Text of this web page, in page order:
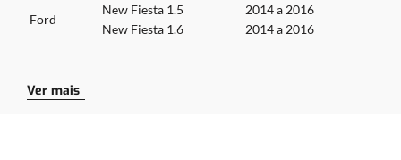
Ford
New Fiesta 1.5
2014 a 2016
New Fiesta 1.6
2014 a 2016
Cabos necessários para a utilização da carga:
Ver mais